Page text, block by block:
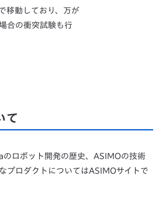
移動しており、万が
合の衝突試験も行
て
ロボット開発の歴史、ASIMOの技術
プロダクトについてはASIMOサイトで